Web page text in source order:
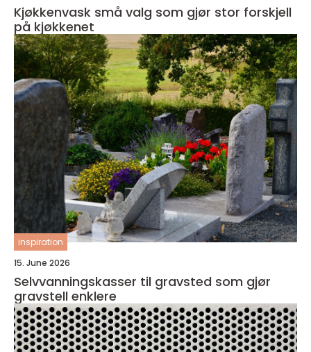
Kjøkkenvask små valg som gjør stor forskjell
på kjøkkenet
inspiration
15. June 2026
Selvvanningskasser til gravsted som gjør
gravstell enklere